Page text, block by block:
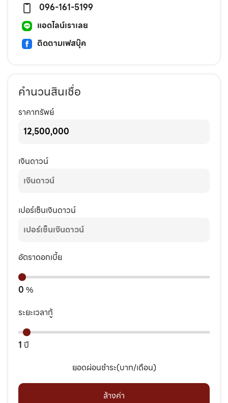
096-161-5199
แอดไลน์เราเลย
ติดตามเฟสบุ๊ค
คำนวนสินเชื่อ
ราคาทรัพย์
เงินดาวน์
เปอร์เซ็นเงินดาวน์
อัตราดอกเบี้ย
0 %
ระยะเวลากู้
1 ปี
ยอดผ่อนชำระ(บาท/เดือน)
ล้างค่า